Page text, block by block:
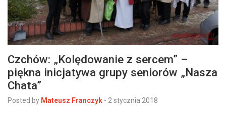
Czchów: „Kolędowanie z sercem” –
piękna inicjatywa grupy seniorów „Nasza
Chata”
Posted by Mateusz Franczyk - 2 stycznia 2018